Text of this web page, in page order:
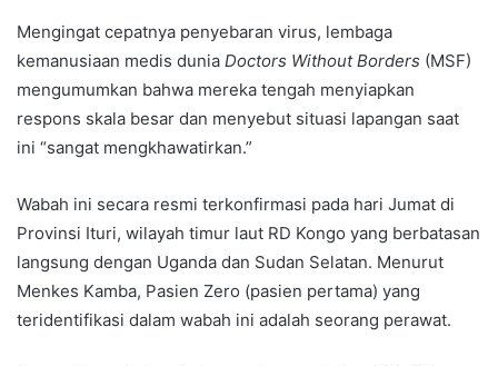
Mengingat cepatnya penyebaran virus, lembaga
kemanusiaan medis dunia Doctors Without Borders (MSF)
mengumumkan bahwa mereka tengah menyiapkan
respons skala besar dan menyebut situasi lapangan saat
ini “sangat mengkhawatirkan.”
Wabah ini secara resmi terkonfirmasi pada hari Jumat di
Provinsi Ituri, wilayah timur laut RD Kongo yang berbatasan
langsung dengan Uganda dan Sudan Selatan. Menurut
Menkes Kamba, Pasien Zero (pasien pertama) yang
teridentifikasi dalam wabah ini adalah seorang perawat.